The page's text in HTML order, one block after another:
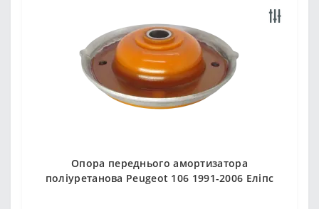
Опора переднього амортизатора
поліуретанова Peugeot 106 1991-2006 Еліпс